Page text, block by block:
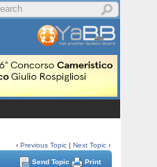
‹Previous Topic |Next Topic ›
Send Topic Print